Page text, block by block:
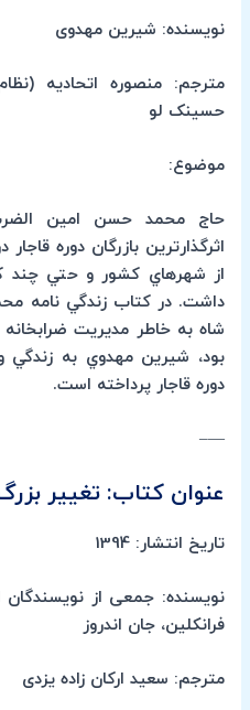
نویسنده: شیرین مهدوی
مترجم: منصوره اتحادیه
حسینک لو
موضوع:
حاج محمد حسن امين
اثرگذارترين بازرگان دوره
از شهرهاي كشور و حتي چند
داشت. در كتاب زندگي نامه
شاه به خاطر مديريت
بود، شيرين مهدوي به
دوره قاجار پرداخته است.
—–
عنوان کتاب: تغییر بزرگ،
تاریخ انتشار: 1394
نویسنده: جمعی از نویسندگان
فرانکلین، جان اندروز
مترجم: سعید ارکان زاده یزدی